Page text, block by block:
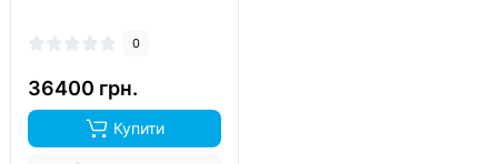
0
36400 грн.
Купити